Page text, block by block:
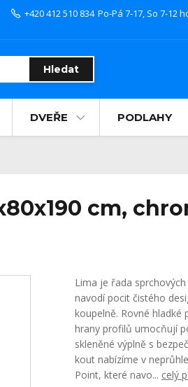
Hledat
+420 412 510 834 Po-Pá 7-17, So 7-12
DVEŘE PODLAHY
cm,
Lima je řada
navodí pocit čistého
koupelně. Rovné hladké
hrany profilů umocňují
skleněné výplně s
kout nabízíme v
Point, které navo... celý